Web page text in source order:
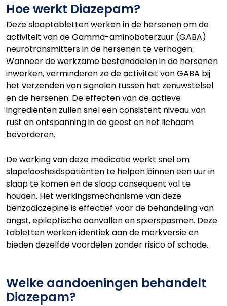
Hoe werkt Diazepam?
Deze slaaptabletten werken in de hersenen om de
activiteit van de Gamma-aminoboterzuur (GABA)
neurotransmitters in de hersenen te verhogen.
Wanneer de werkzame bestanddelen in de hersenen
inwerken, verminderen ze de activiteit van GABA bij
het verzenden van signalen tussen het zenuwstelsel
en de hersenen. De effecten van de actieve
ingrediënten zullen snel een consistent niveau van
rust en ontspanning in de geest en het lichaam
bevorderen.
De werking van deze medicatie werkt snel om
slapeloosheidspatiënten te helpen binnen een uur in
slaap te komen en de slaap consequent vol te
houden. Het werkingsmechanisme van deze
benzodiazepine is effectief voor de behandeling van
angst, epileptische aanvallen en spierspasmen. Deze
tabletten werken identiek aan de merkversie en
bieden dezelfde voordelen zonder risico of schade.
Welke aandoeningen behandelt
Diazepam?